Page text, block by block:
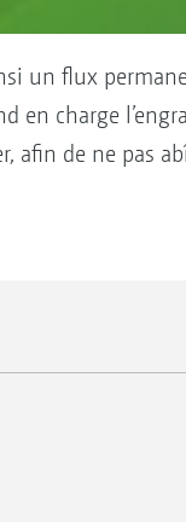
un flux
en charge
afin de ne pas